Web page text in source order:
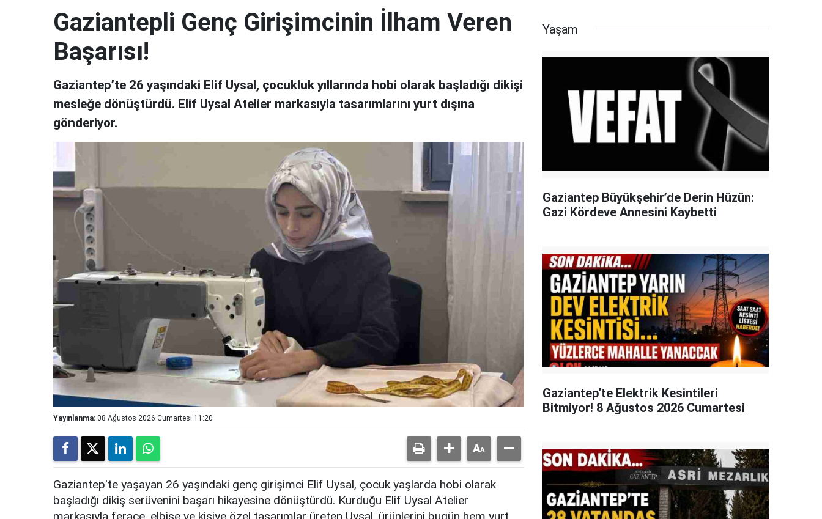
Gaziantepli Genç Girişimcinin İlham Veren
Başarısı!
Gaziantep’te 26 yaşındaki Elif Uysal, çocukluk yıllarında hobi olarak başladığı dikişi
mesleğe dönüştürdü. Elif Uysal Atelier markasıyla tasarımlarını yurt dışına
gönderiyor.
Yayınlanma: 08 Ağustos 2026 Cumartesi 11:20
Gaziantep'te yaşayan 26 yaşındaki genç girişimci Elif Uysal, çocuk yaşlarda hobi olarak
başladığı dikiş serüvenini başarı hikayesine dönüştürdü. Kurduğu Elif Uysal Atelier
Yaşam
Gaziantep Büyükşehir’de Derin Hüzün:
Gazi Kördeve Annesini Kaybetti
Gaziantep'te Elektrik Kesintileri
Bitmiyor! 8 Ağustos 2026 Cumartesi